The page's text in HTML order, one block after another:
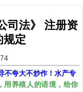
司法》 注册资
规定
不夸大不炒作！水产专
用养殖人的语境，给你